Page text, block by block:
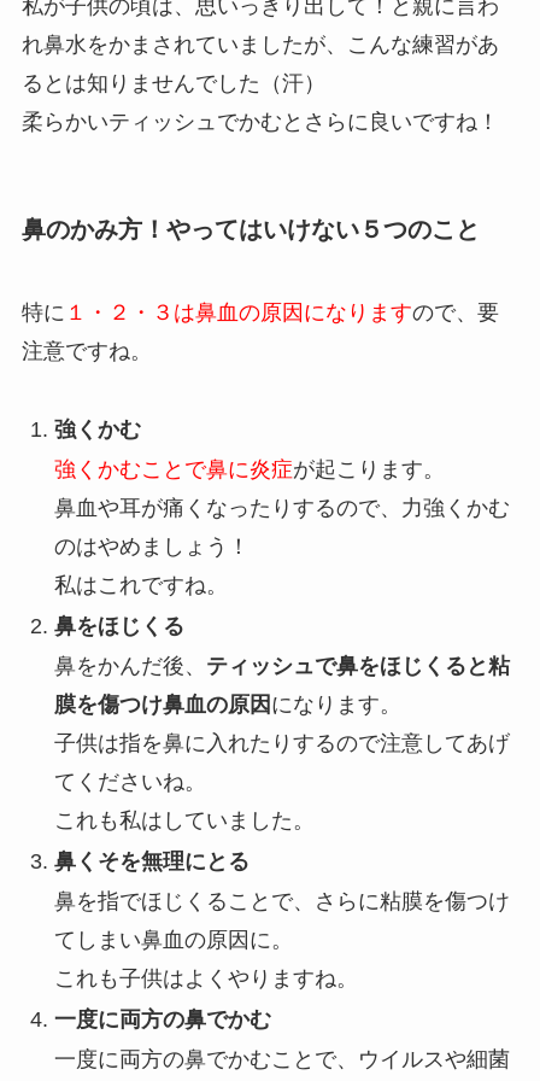
私が子供の頃は、思いっきり出して！と親に言わ
れ鼻水をかまされていましたが、こんな練習があ
るとは知りませんでした（汗）
柔らかいティッシュでかむとさらに良いですね！
鼻のかみ方！やってはいけない５つのこと
特に １・２・３は鼻血の原因になりますので、要
注意ですね。
強くかむ
強くかむことで鼻に炎症が起こります。
鼻血や耳が痛くなったりするので、力強くかむ
のはやめましょう！
私はこれですね。
鼻をほじくる
鼻をかんだ後、 ティッシュで鼻をほじくると粘
膜を傷つけ鼻血の原因 になります。
子供は指を鼻に入れたりするので注意してあげ
てくださいね。
これも私はしていました。
鼻くそを無理にとる
鼻を指でほじくることで、さらに粘膜を傷つけ
てしまい鼻血の原因に。
これも子供はよくやりますね。
一度に両方の鼻でかむ
一度に両方の鼻でかむことで、ウイルスや細菌